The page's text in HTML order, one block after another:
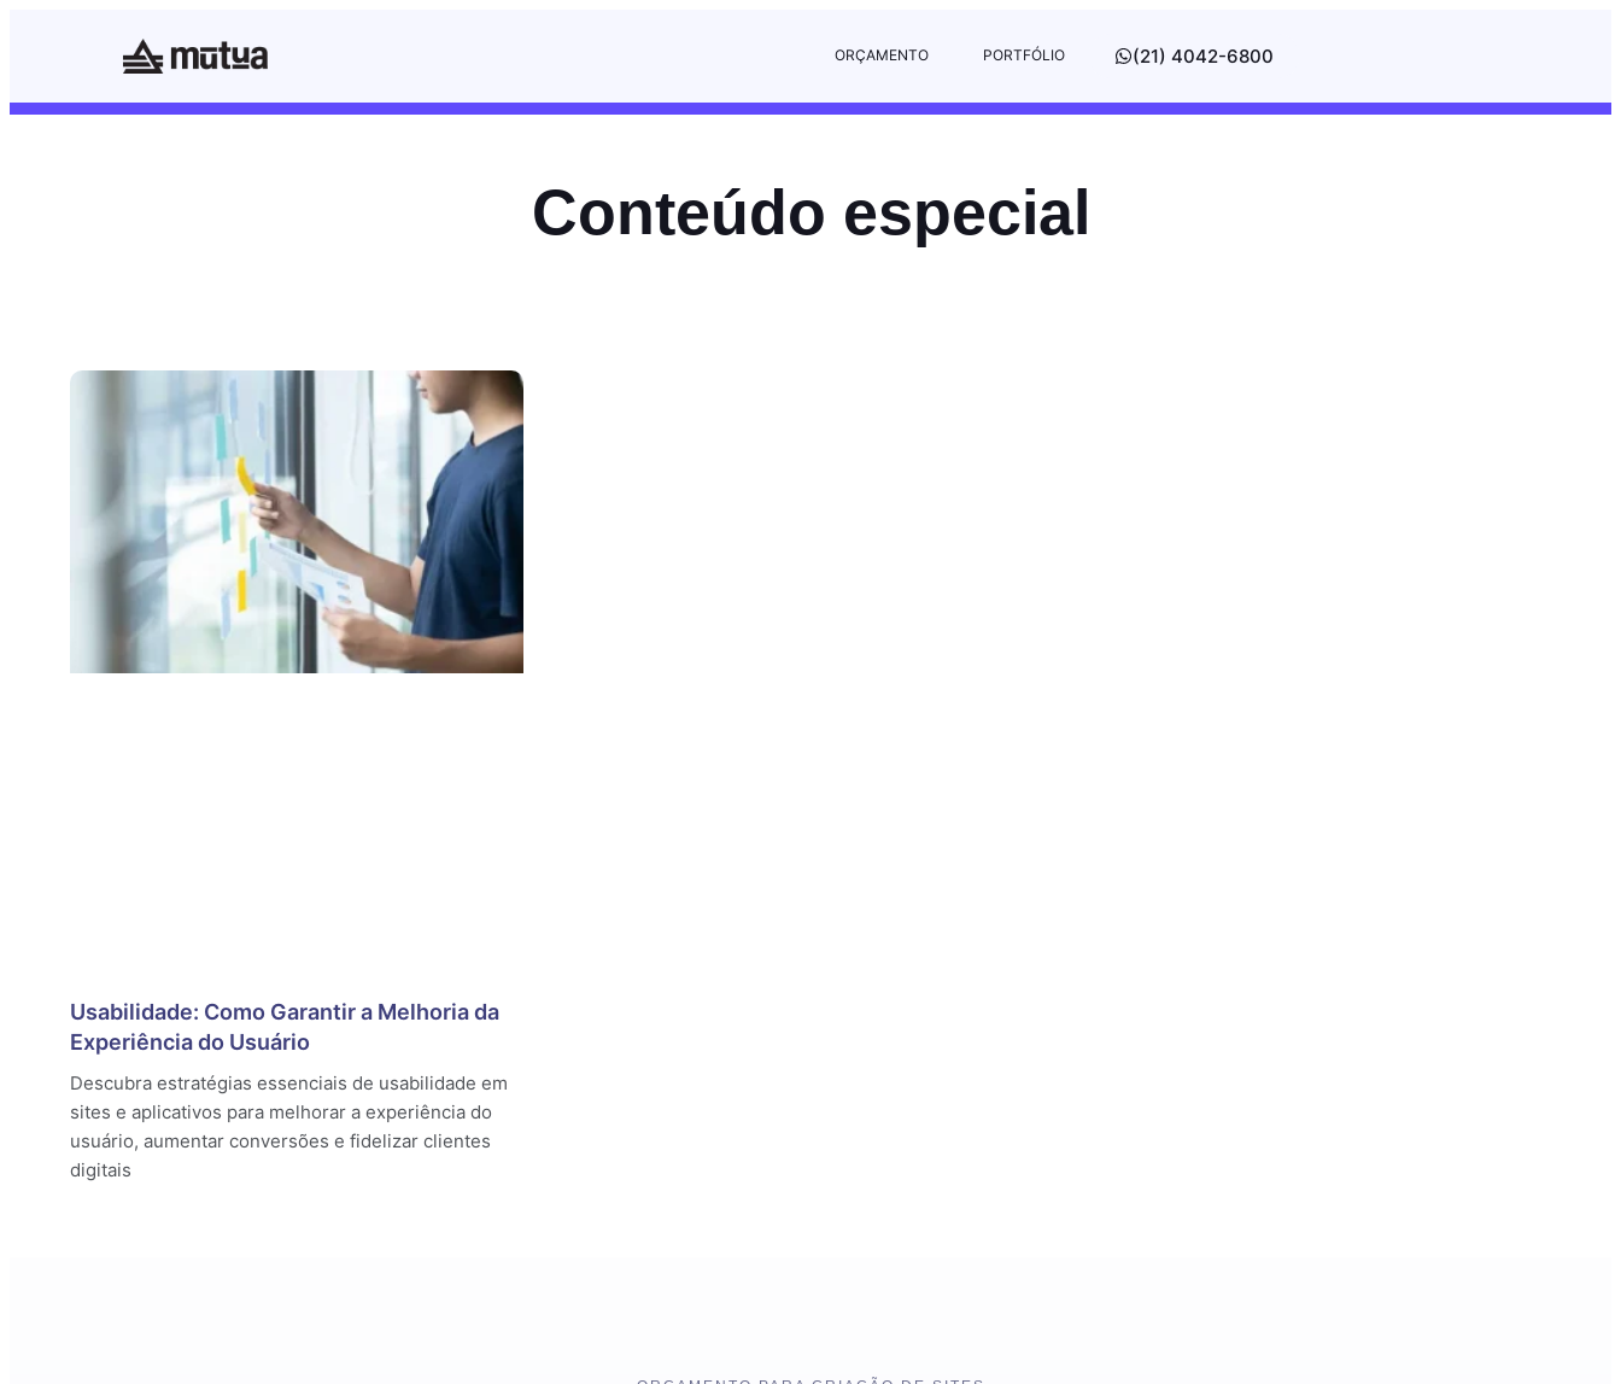
ORÇAMENTO PORTFÓLIO (21) 4042-6800
Conteúdo especial
Usabilidade: Como Garantir a Melhoria da
Experiência do Usuário
Descubra estratégias essenciais de usabilidade em
sites e aplicativos para melhorar a experiência do
usuário, aumentar conversões e fidelizar clientes
digitais